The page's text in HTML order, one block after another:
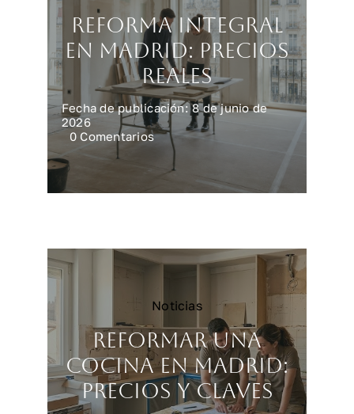
Reforma integral
en Madrid: precios
reales
Fecha de publicación: 8 de junio de
2026
0 Comentarioson
Reforma
integral
Madrid:
Noticias
Reformar una
cocina en Madrid:
precios y claves